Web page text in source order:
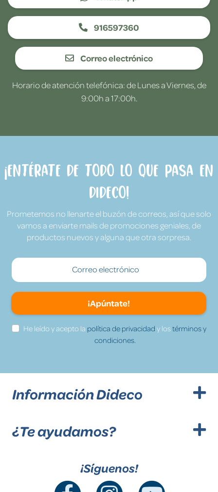
916597360
Correo electrónico
Horario de atención telefónica: de Lunes a Viernes, de
9:00h a 17:00h.
¡Entérate de todo lo que pasa en
Dideco!
Prometemos no llenarte el buzón de correos, así que solo
vamos a enviarte mails de promociones geniales, de
productos nuevos y alguna que otra sorpresa.
¡Apúntate!
He leído y acepto la política de privacidad y lostérminos y
condiciones.
Información Dideco
¿Te ayudamos?
¡Síguenos!